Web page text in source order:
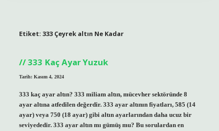
Etiket: 333 Çeyrek altın Ne Kadar
333 Kaç Ayar Yuzuk
Tarih: Kasım 4, 2024
333 kaç ayar altın? 333 miliam altın, mücevher sektöründe 8
ayar altına atfedilen değerdir. 333 ayar altının fiyatları, 585 (14
ayar) veya 750 (18 ayar) gibi altın ayarlarından daha ucuz bir
seviyededir. 333 ayar altın mı gümüş mu? Bu sorulardan en